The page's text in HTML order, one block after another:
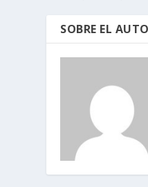
SOBRE EL